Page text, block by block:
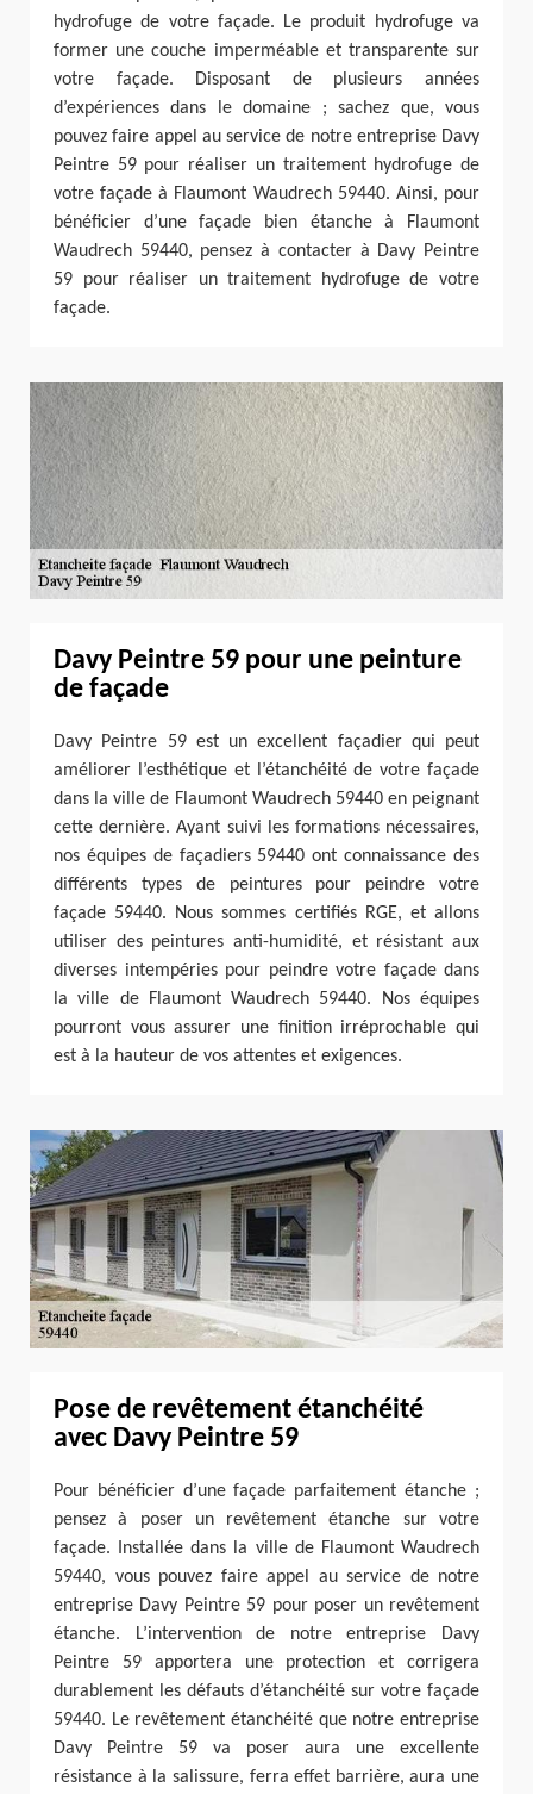
hydrofuge de votre façade. Le produit hydrofuge va
former une couche imperméable et transparente sur
votre façade. Disposant de plusieurs années
d’expériences dans le domaine ; sachez que, vous
pouvez faire appel au service de notre entreprise Davy
Peintre 59 pour réaliser un traitement hydrofuge de
votre façade à Flaumont Waudrech 59440. Ainsi, pour
bénéficier d’une façade bien étanche à Flaumont
Waudrech 59440, pensez à contacter à Davy Peintre
59 pour réaliser un traitement hydrofuge de votre
façade.
Davy Peintre 59 pour une peinture
de façade
Davy Peintre 59 est un excellent façadier qui peut
améliorer l’esthétique et l’étanchéité de votre façade
dans la ville de Flaumont Waudrech 59440 en peignant
cette dernière. Ayant suivi les formations nécessaires,
nos équipes de façadiers 59440 ont connaissance des
différents types de peintures pour peindre votre
façade 59440. Nous sommes certifiés RGE, et allons
utiliser des peintures anti-humidité, et résistant aux
diverses intempéries pour peindre votre façade dans
la ville de Flaumont Waudrech 59440. Nos équipes
pourront vous assurer une finition irréprochable qui
est à la hauteur de vos attentes et exigences.
Pose de revêtement étanchéité
avec Davy Peintre 59
Pour bénéficier d’une façade parfaitement étanche ;
pensez à poser un revêtement étanche sur votre
façade. Installée dans la ville de Flaumont Waudrech
59440, vous pouvez faire appel au service de notre
entreprise Davy Peintre 59 pour poser un revêtement
étanche. L’intervention de notre entreprise Davy
Peintre 59 apportera une protection et corrigera
durablement les défauts d’étanchéité sur votre façade
59440. Le revêtement étanchéité que notre entreprise
Davy Peintre 59 va poser aura une excellente
résistance à la salissure, ferra effet barrière, aura une